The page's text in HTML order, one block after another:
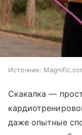
Источник:
Скакалка ―
даже опытные